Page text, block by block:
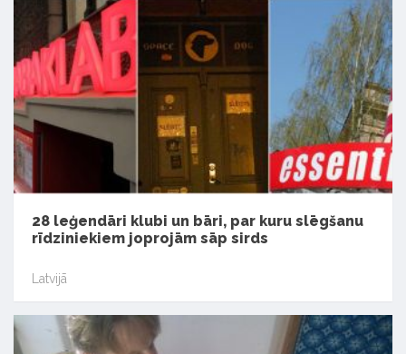
28 leģendāri klubi un bāri, par kuru slēgšanu
rīdziniekiem joprojām sāp sirds
Latvijā